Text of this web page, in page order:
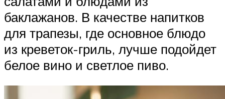
баклажанов. В качестве напитков
для трапезы, где основное блюдо
из креветок-гриль, лучше подойдет
белое вино и светлое пиво.